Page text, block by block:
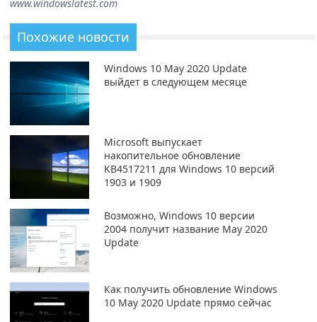
www.windowslatest.com
Похожие новости
Windows 10 May 2020 Update
выйдет в следующем месяце
Microsoft выпускает
накопительное обновление
KB4517211 для Windows 10 версий
1903 и 1909
Возможно, Windows 10 версии
2004 получит название May 2020
Update
Как получить обновление Windows
10 May 2020 Update прямо сейчас